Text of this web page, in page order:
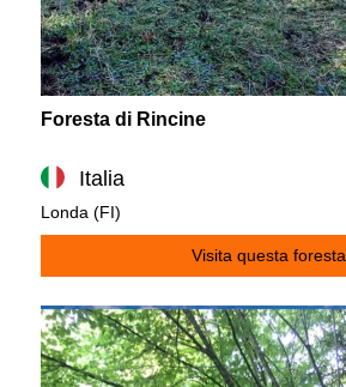
Foresta di Rincine
Italia
Londa (FI)
Visita questa foresta